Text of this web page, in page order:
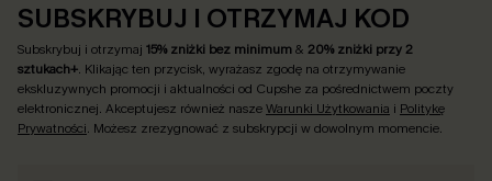
SUBSKRYBUJ I OTRZYMAJ KOD
Subskrybuj i otrzymaj 15% zniżki bez minimum& 20% zniżki przy 2
sztukach+. Klikając ten przycisk, wyrażasz zgodę na otrzymywanie
ekskluzywnych promocji i aktualności od Cupshe za pośrednictwem poczty
elektronicznej. Akceptujesz również naszeWarunki Użytkowania i Politykę
Prywatności. Możesz zrezygnować z subskrypcji w dowolnym momencie.